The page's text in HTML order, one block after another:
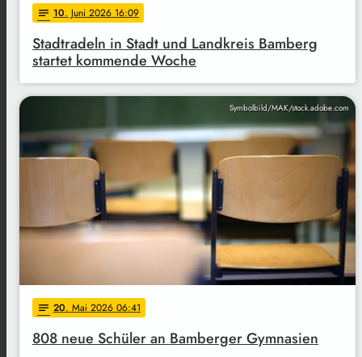
notes 10. Juni 2026 16:09
Stadtradeln in Stadt und Landkreis Bamberg
startet kommende Woche
Symbolbild/MAK/stock.adobe.com
notes 20. Mai 2026 06:41
808 neue Schüler an Bamberger Gymnasien